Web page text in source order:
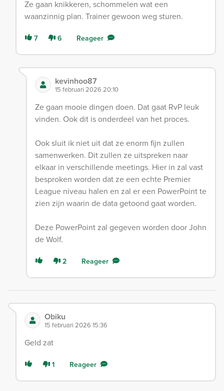
Ze gaan knikkeren, schommelen wat een
waanzinnig plan. Trainer gewoon weg sturen.
7 6 Reageer
kevinhoo87
15 februari 2026 20:10
Ze gaan mooie dingen doen. Dat gaat RvP leuk
vinden. Ook dit is onderdeel van het proces.
Ook sluit ik niet uit dat ze enorm fijn zullen
samenwerken. Dit zullen ze uitspreken naar
elkaar in verschillende meetings. Hier in zal vast
besproken worden dat ze een echte Premier
League niveau halen en zal er een PowerPoint te
zien zijn waarin de data getoond gaat worden.
Deze PowerPoint zal gegeven worden door John
de Wolf.
2 Reageer
Obiku
15 februari 2026 15:36
Geld zat
1 Reageer